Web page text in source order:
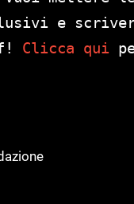
e
Clicca qui